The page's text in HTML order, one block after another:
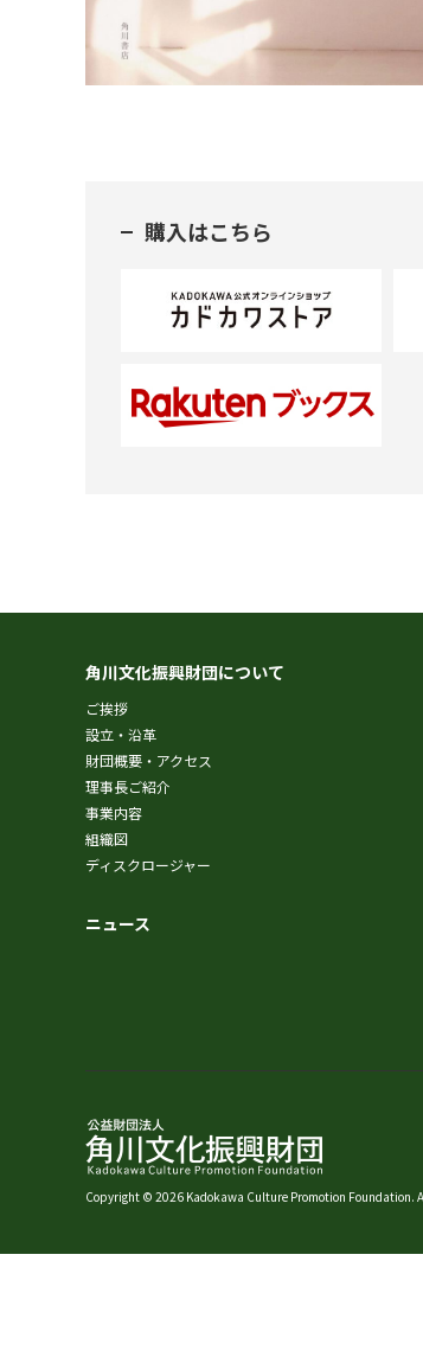
購入はこちら
角川文化振興財団について
ご挨拶
設立・沿革
財団概要・アクセス
理事長ご紹介
事業内容
組織図
ディスクロージャー
ニュース
Copyright © 2026 Kadokawa Culture Promotion Foundation.